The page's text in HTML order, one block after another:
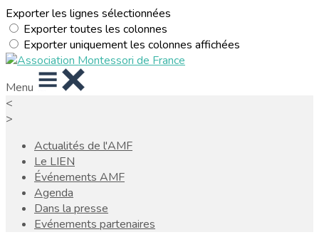
Exporter les lignes sélectionnées
Exporter toutes les colonnes
Exporter uniquement les colonnes affichées
Menu
<
>
Actualités de l'AMF
Le LIEN
Événements AMF
Agenda
Dans la presse
Evénements partenaires